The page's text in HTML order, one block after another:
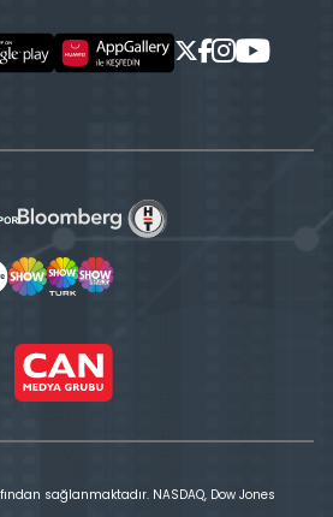
sağlanmaktadır. NASDAQ, Dow Jones